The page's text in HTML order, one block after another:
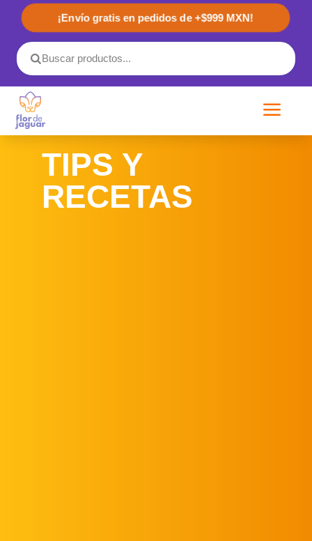
¡Envío gratis en pedidos de +$999 MXN!
a
TIPS Y
RECETAS